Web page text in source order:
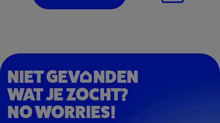
NIET GEV
NDEN
WAT JE ZOCHT?
NO WORRIES!